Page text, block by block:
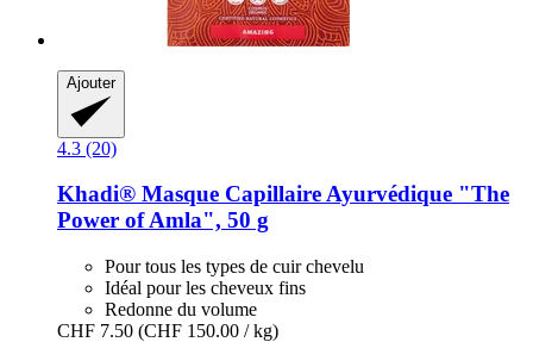
Ajouter
4.3 (20)
Khadi® Masque Capillaire Ayurvédique "The
Power of Amla", 50 g
Pour tous les types de cuir chevelu
Idéal pour les cheveux fins
Redonne du volume
CHF 7.50 (CHF 150.00 / kg)